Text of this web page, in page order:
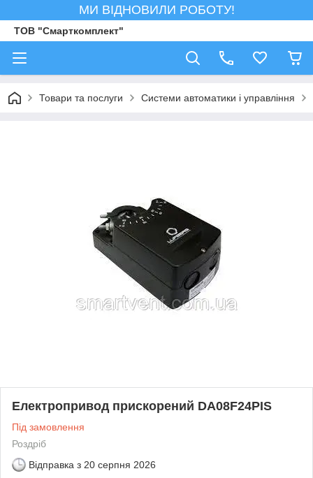
МИ ВІДНОВИЛИ РОБОТУ!
ТОВ "Смарткомплект"
Товари та послуги Системи автоматики і управління
Електропривод прискорений DA08F24PIS
Під замовлення
Роздріб
Відправка з 20 серпня 2026